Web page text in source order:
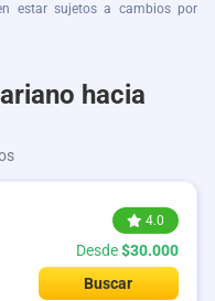
estar sujetos a cambios por
hacia
4.0
Desde$30.000
Buscar